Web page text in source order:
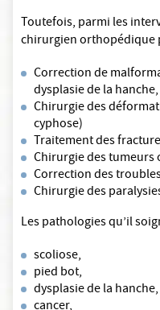
Toutefois, parmi les
chirurgien orthopédique
Correction de
dysplasie de la
Chirurgie des
cyphose)
Traitement des
Chirurgie des tumeurs
Correction des
Chirurgie des
Les pathologies qu’il
scoliose,
pied bot,
dysplasie de la hanche,